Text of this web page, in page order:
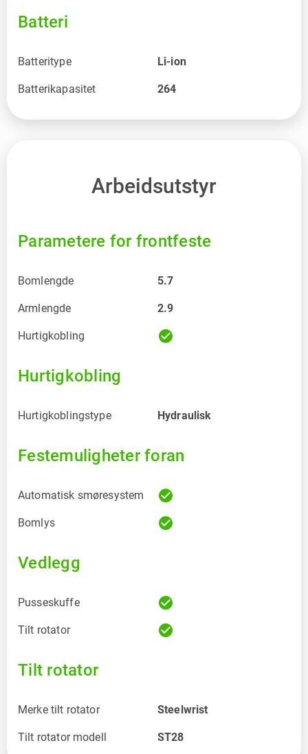
Batteri
Batteritype Li-ion
Batterikapasitet 264
Arbeidsutstyr
Parametere for frontfeste
Bomlengde 5.7
Armlengde 2.9
Hurtigkobling check_circle
Hurtigkobling
Hurtigkoblingstype Hydraulisk
Festemuligheter foran
Automatisk smøresystem check_circle
Bomlys check_circle
Vedlegg
Pusseskuffe check_circle
Tilt rotator check_circle
Tilt rotator
Merke tilt rotator Steelwrist
Tilt rotator modell ST28